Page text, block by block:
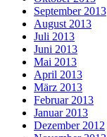
September 2013
August 2013
Juli 2013
Juni 2013
Mai 2013
April 2013
März 2013
Februar 2013
Januar 2013
Dezember 2012